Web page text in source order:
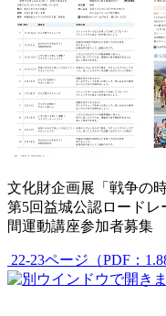
文化財企画展「戦争の
第5回益城公認ロード
間運動講座参加者募集
22-23ページ（PDF：